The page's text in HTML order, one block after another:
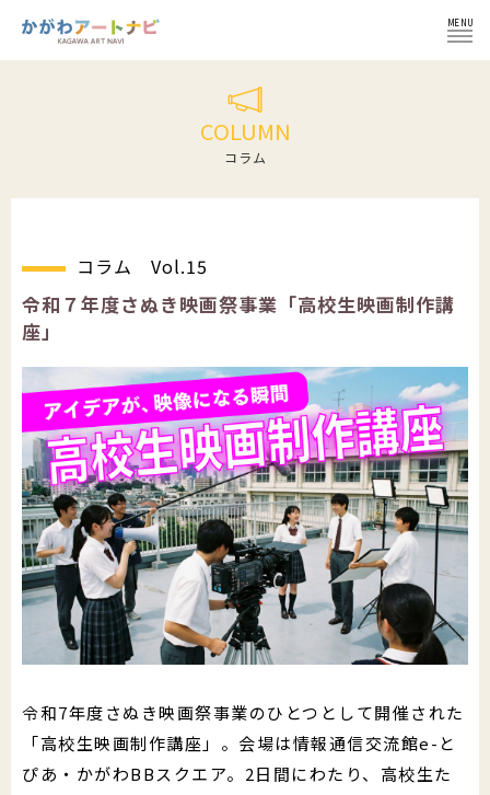
MENU
ログイン
インフォメーション
イベント
イベント登録の流れ
会員登録せずにイベント登録
郵送でのイベント登録
文化芸術団体
文化芸術団体
文化芸術団体登録の流れ
香川漆芸作家＆知事表彰受賞者・団体
かがわ文化芸術祭
公演・行事一覧
かがわアート塾
参加公演・行事募集
ポスター原画募集
助成制度
文化芸術振興活動費助成金
讃岐の伝統文化保存振興枠
財団について
置県財団について
沿革・定款
予算決算
お知らせ＆募集情報
サイトマップ
SNS運用ポリシー
はじめての方
このサイトについて
COLUMN
コラム
コラム Vol.15
令和７年度さぬき映画祭事業「高校生映画制作講
座」
令和7年度さぬき映画祭事業のひとつとして開催された
「高校生映画制作講座」。会場は情報通信交流館e-と
ぴあ・かがわBBスクエア。2日間にわたり、高校生た